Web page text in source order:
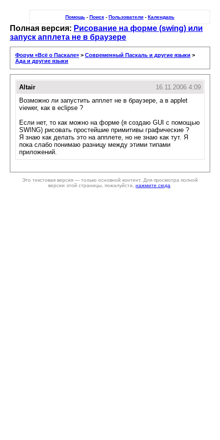
Помощь - Поиск - Пользователи - Календарь
Полная версия: Рисование на форме (swing) или
запуск апплета не в браузере
Форум «Всё о Паскале» > Современный Паскаль и другие языки >
Ада и другие языки
Altair
16.11.2006 4:09
Возможно ли запустить апплет не в браузере, а в applet
viewer, как в eclipse ?
Если нет, то как можно на форме (я создаю GUI с помощью
SWING) рисовать простейшие примитивы графические ?
Я знаю как делать это на апплете, но не знаю как тут. Я
пока слабо понимаю разницу между этими типами
приложений.
Это текстовая версия — только основной контент. Для просмотра полной
версии этой страницы, пожалуйста, нажмите сюда